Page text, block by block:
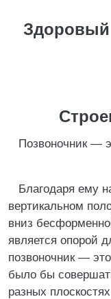
Здоровый
Позвоночник —
Благодаря ему
вертикальном
вниз
является опорой
позвоночник —
было бы
разных